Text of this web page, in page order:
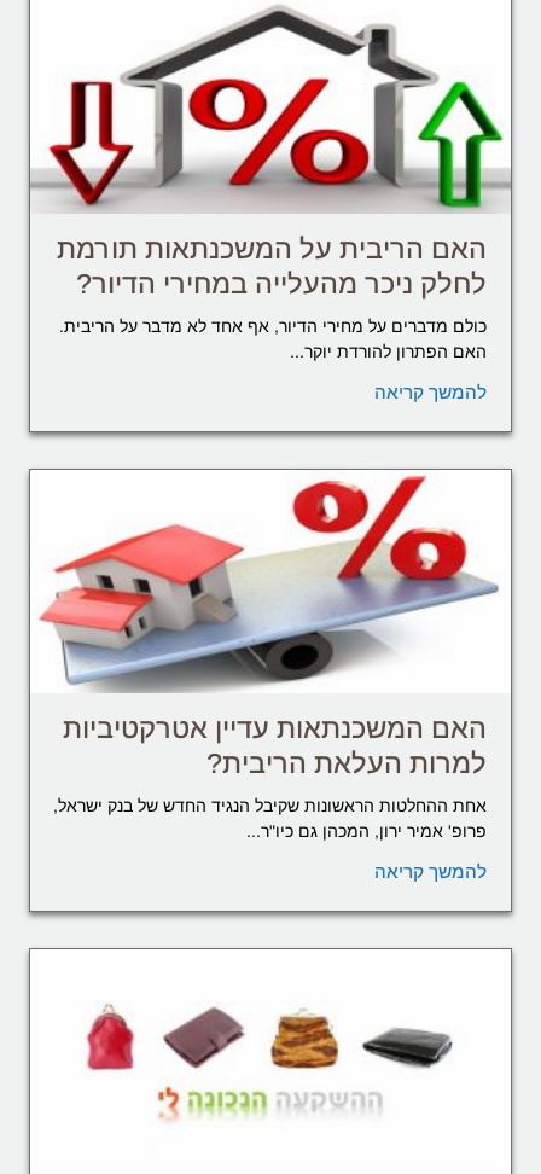
האם הריבית על המשכנתאות תורמת
לחלק ניכר מהעלייה במחירי הדיור?
כולם מדברים על מחירי הדיור, אף אחד לא מדבר על הריבית.
האם הפתרון להורדת יוקר...
להמשך קריאה
האם המשכנתאות עדיין אטרקטיביות
למרות העלאת הריבית?
אחת ההחלטות הראשונות שקיבל הנגיד החדש של בנק ישראל,
פרופ' אמיר ירון, המכהן גם כיו"ר...
להמשך קריאה